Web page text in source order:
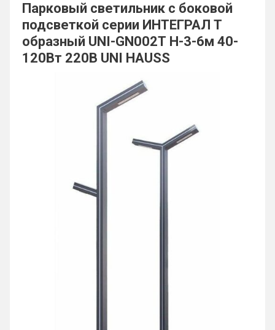
Парковый светильник с боковой
подсветкой серии ИНТЕГРАЛ Т
образный UNI-GN002Т H-3-6м 40-
120Вт 220В UNI HAUSS